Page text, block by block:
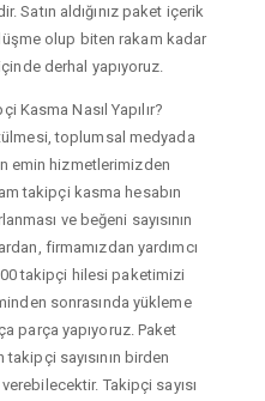
Satın aldığınız paket içerik
olup biten rakam kadar
derhal yapıyoruz.
Kasma Nasıl Yapılır?
toplumsal medyada
emin hizmetlerimizden
takipçi kasma hesabın
ve beğeni sayısının
firmamızdan yardımcı
takipçi hilesi paketimizi
sonrasında yükleme
parça yapıyoruz. Paket
sayısının birden
Takipçi sayısı